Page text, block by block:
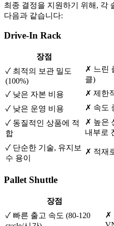
최종 결정을 지원하기 위해, 각
다음과 같습니다:
Drive-In Rack
장점
✓ 최적의 보관 밀도
(100%)
✗ 느린
클)
✓ 낮은 자본 비용
✗ 제한
✓ 낮은 운영 비용
✗ 속도
✓ 동질적인 상품에 적
합
✗ 높은
내부로
✓ 단순한 기술, 유지보
수 용이
✗ 적재
Pallet Shuttle
장점
✓ 빠른 출고 속도 (80-120
✗